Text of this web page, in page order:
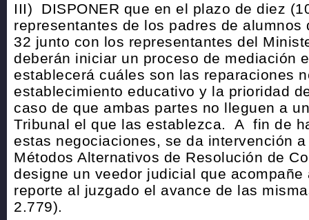
III) DISPONER que en el plazo de diez
representantes de los padres de alumnos
32 junto con los representantes del
deberán iniciar un proceso de mediación
establecerá cuáles son las reparaciones
establecimiento educativo y la prioridad
caso de que ambas partes no lleguen a
Tribunal el que las establezca. A fin de
estas negociaciones, se da intervención
Métodos Alternativos de Resolución de
designe un veedor judicial que acompañe
reporte al juzgado el avance de las
2.779).